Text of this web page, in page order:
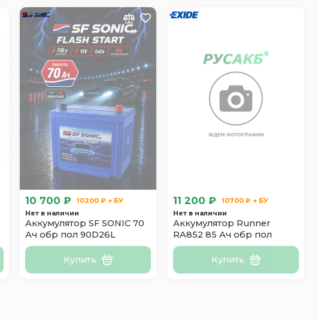
10 700 ₽
10200 ₽ + БУ
Нет в наличии
Аккумулятор SF SONIC 70
Ач обр пол 90D26L
Купить
11 200 ₽
10700 ₽ + БУ
Нет в наличии
Аккумулятор Runner
RA852 85 Ач обр пол
Купить